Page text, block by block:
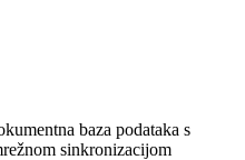
baza podataka s
sinkronizacijom